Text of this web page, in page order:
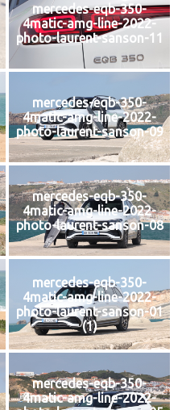
mercedes-eqb-350-
4matic-amg-line-2022-
photo-laurent-sanson-11
mercedes-eqb-350-
4matic-amg-line-2022-
photo-laurent-sanson-09
mercedes-eqb-350-
4matic-amg-line-2022-
photo-laurent-sanson-08
mercedes-eqb-350-
4matic-amg-line-2022-
photo-laurent-sanson-01
(1)
mercedes-eqb-350-
4matic-amg-line-2022-